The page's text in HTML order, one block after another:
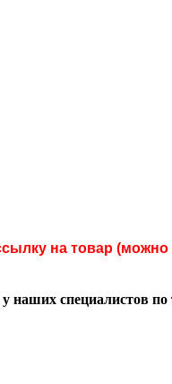
на товар
специалистов по